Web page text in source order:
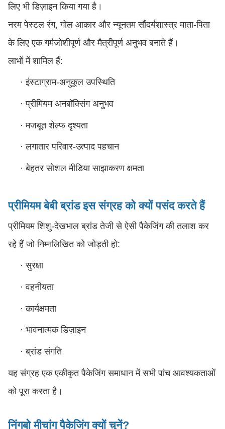
लिए भी डिज़ाइन किया गया है।
नरम पेस्टल रंग, गोल आकार और न्यूनतम सौंदर्यशास्त्र माता-पिता
के लिए एक गर्मजोशीपूर्ण और मैत्रीपूर्ण अनुभव बनाते हैं।
लाभों में शामिल हैं:
· इंस्टाग्राम-अनुकूल उपस्थिति
· प्रीमियम अनबॉक्सिंग अनुभव
· मजबूत शेल्फ दृश्यता
· लगातार परिवार-उत्पाद पहचान
· बेहतर सोशल मीडिया साझाकरण क्षमता
प्रीमियम बेबी ब्रांड इस संग्रह को क्यों पसंद करते हैं
प्रीमियम शिशु-देखभाल ब्रांड तेजी से ऐसी पैकेजिंग की तलाश कर
रहे हैं जो निम्नलिखित को जोड़ती हो:
· सुरक्षा
· वहनीयता
· कार्यक्षमता
· भावनात्मक डिज़ाइन
· ब्रांड संगति
यह संग्रह एक एकीकृत पैकेजिंग समाधान में सभी पांच आवश्यकताओं
को पूरा करता है।
निंगबो मीचांग पैकेजिंग क्यों चुनें?